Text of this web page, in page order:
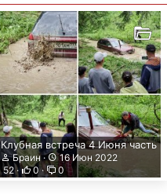
Клубная встреча 4 Июня часть
Браин
16 Июн 2022
52
0 0